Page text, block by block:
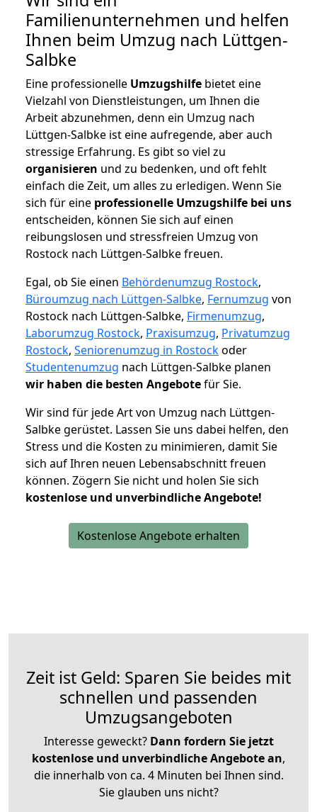
Familienunternehmen und helfen
Ihnen beim Umzug nach Lüttgen-
Salbke
Eine professionelle Umzugshilfe bietet eine
Vielzahl von Dienstleistungen, um Ihnen die
Arbeit abzunehmen, denn ein Umzug nach
Lüttgen-Salbke ist eine aufregende, aber auch
stressige Erfahrung. Es gibt so viel zu
organisieren und zu bedenken, und oft fehlt
einfach die Zeit, um alles zu erledigen. Wenn Sie
sich für eine professionelle Umzugshilfe bei uns
entscheiden, können Sie sich auf einen
reibungslosen und stressfreien Umzug von
Rostock nach Lüttgen-Salbke freuen.
Egal, ob Sie einen Behördenumzug Rostock,
Büroumzug nach Lüttgen-Salbke, Fernumzug von
Rostock nach Lüttgen-Salbke, Firmenumzug,
Laborumzug Rostock, Praxisumzug, Privatumzug
Rostock, Seniorenumzug in Rostockoder
Studentenumzug nach Lüttgen-Salbke planen
wir haben die besten Angebotefür Sie.
Wir sind für jede Art von Umzug nach Lüttgen-
Salbke gerüstet. Lassen Sie uns dabei helfen, den
Stress und die Kosten zu minimieren, damit Sie
sich auf Ihren neuen Lebensabschnitt freuen
können. Zögern Sie nicht und holen Sie sich
kostenlose und unverbindliche Angebote!
Kostenlose Angebote erhalten
Zeit ist Geld: Sparen Sie beides mit
schnellen und passenden
Umzugsangeboten
Interesse geweckt? Dann fordern Sie jetzt
kostenlose und unverbindliche Angebote an,
die innerhalb von ca. 4 Minuten bei Ihnen sind.
Sie glauben uns nicht?